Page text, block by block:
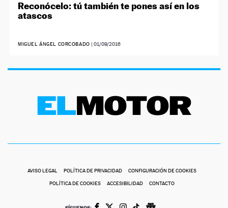
Reconócelo: tú también te pones así en los
atascos
MIGUEL ÁNGEL CORCOBADO | 01/09/2016
AVISO LEGAL POLÍTICA DE PRIVACIDAD CONFIGURACIÓN DE COOKIES
POLÍTICA DE COOKIES ACCESIBILIDAD CONTACTO